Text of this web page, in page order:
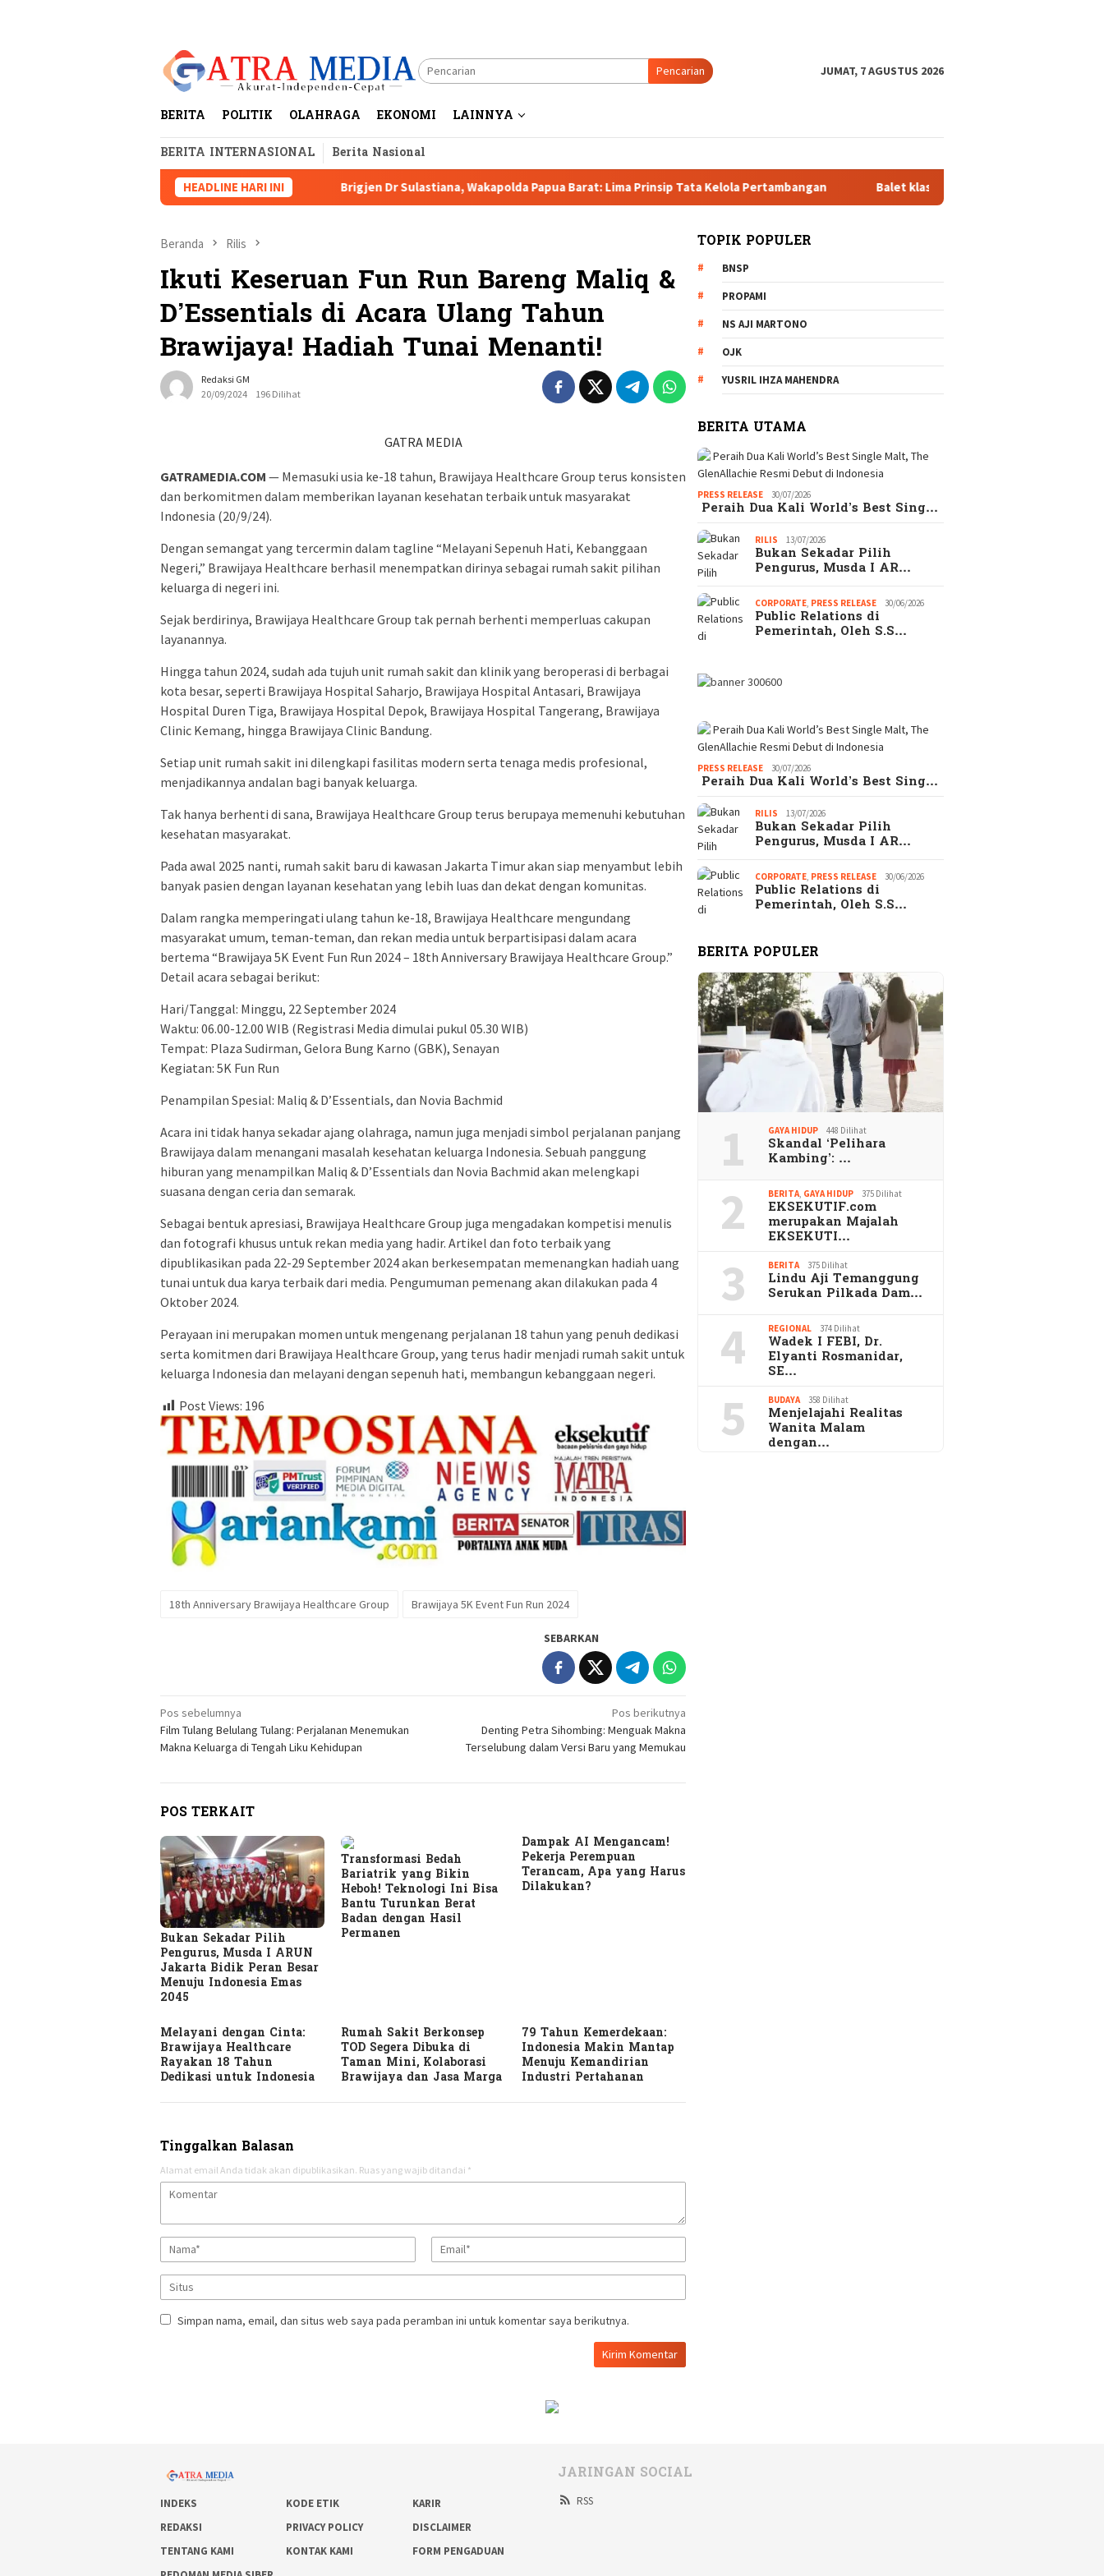
Pencarian JUMAT, 7 AGUSTUS 2026
BERITA POLITIK OLAHRAGA EKONOMI LAINNYA
BERITA INTERNASIONAL Berita Nasional
HEADLINE HARI INI
dan Dugaan Pelanggaran AD/ART Brigjen Dr Sulastiana, Wakapolda Papua Barat: Lima Prinsip Tata Kelola Pertambangan Balet klasik dan Jazz Pada 20 Desember 2025 di
Beranda Rilis
Ikuti Keseruan Fun Run Bareng Maliq &
D’Essentials di Acara Ulang Tahun
Brawijaya! Hadiah Tunai Menanti!
Redaksi GM
20/09/2024
196 Dilihat
GATRA MEDIA
GATRAMEDIA.COM — Memasuki usia ke-18 tahun, Brawijaya Healthcare Group terus konsisten
dan berkomitmen dalam memberikan layanan kesehatan terbaik untuk masyarakat
Indonesia (20/9/24).
Dengan semangat yang tercermin dalam tagline “Melayani Sepenuh Hati, Kebanggaan
Negeri,” Brawijaya Healthcare berhasil menempatkan dirinya sebagai rumah sakit pilihan
keluarga di negeri ini.
Sejak berdirinya, Brawijaya Healthcare Group tak pernah berhenti memperluas cakupan
layanannya.
Hingga tahun 2024, sudah ada tujuh unit rumah sakit dan klinik yang beroperasi di berbagai
kota besar, seperti Brawijaya Hospital Saharjo, Brawijaya Hospital Antasari, Brawijaya
Hospital Duren Tiga, Brawijaya Hospital Depok, Brawijaya Hospital Tangerang, Brawijaya
Clinic Kemang, hingga Brawijaya Clinic Bandung.
Setiap unit rumah sakit ini dilengkapi fasilitas modern serta tenaga medis profesional,
menjadikannya andalan bagi banyak keluarga.
Tak hanya berhenti di sana, Brawijaya Healthcare Group terus berupaya memenuhi kebutuhan
kesehatan masyarakat.
Pada awal 2025 nanti, rumah sakit baru di kawasan Jakarta Timur akan siap menyambut lebih
banyak pasien dengan layanan kesehatan yang lebih luas dan dekat dengan komunitas.
Dalam rangka memperingati ulang tahun ke-18, Brawijaya Healthcare mengundang
masyarakat umum, teman-teman, dan rekan media untuk berpartisipasi dalam acara
bertema “Brawijaya 5K Event Fun Run 2024 – 18th Anniversary Brawijaya Healthcare Group.”
Detail acara sebagai berikut:
Hari/Tanggal: Minggu, 22 September 2024
Waktu: 06.00-12.00 WIB (Registrasi Media dimulai pukul 05.30 WIB)
Tempat: Plaza Sudirman, Gelora Bung Karno (GBK), Senayan
Kegiatan: 5K Fun Run
Penampilan Spesial: Maliq & D’Essentials, dan Novia Bachmid
Acara ini tidak hanya sekadar ajang olahraga, namun juga menjadi simbol perjalanan panjang
Brawijaya dalam menangani masalah kesehatan keluarga Indonesia. Sebuah panggung
hiburan yang menampilkan Maliq & D’Essentials dan Novia Bachmid akan melengkapi
suasana dengan ceria dan semarak.
Sebagai bentuk apresiasi, Brawijaya Healthcare Group juga mengadakan kompetisi menulis
dan fotografi khusus untuk rekan media yang hadir. Artikel dan foto terbaik yang
dipublikasikan pada 22-29 September 2024 akan berkesempatan memenangkan hadiah uang
tunai untuk dua karya terbaik dari media. Pengumuman pemenang akan dilakukan pada 4
Oktober 2024.
Perayaan ini merupakan momen untuk mengenang perjalanan 18 tahun yang penuh dedikasi
serta komitmen dari Brawijaya Healthcare Group, yang terus hadir menjadi rumah sakit untuk
keluarga Indonesia dan melayani dengan sepenuh hati, membangun kebanggaan negeri.
Post Views: 196
18th Anniversary Brawijaya Healthcare Group Brawijaya 5K Event Fun Run 2024
SEBARKAN
Navigasi
pos
Pos sebelumnya
Film Tulang Belulang Tulang: Perjalanan Menemukan
Makna Keluarga di Tengah Liku Kehidupan
Pos berikutnya
Denting Petra Sihombing: Menguak Makna
Terselubung dalam Versi Baru yang Memukau
POS TERKAIT
Bukan Sekadar Pilih
Pengurus, Musda I ARUN
Jakarta Bidik Peran Besar
Menuju Indonesia Emas
2045
Transformasi Bedah
Bariatrik yang Bikin
Heboh! Teknologi Ini Bisa
Bantu Turunkan Berat
Badan dengan Hasil
Permanen
Dampak AI Mengancam!
Pekerja Perempuan
Terancam, Apa yang Harus
Dilakukan?
Melayani dengan Cinta:
Brawijaya Healthcare
Rayakan 18 Tahun
Dedikasi untuk Indonesia
Rumah Sakit Berkonsep
TOD Segera Dibuka di
Taman Mini, Kolaborasi
Brawijaya dan Jasa Marga
79 Tahun Kemerdekaan:
Indonesia Makin Mantap
Menuju Kemandirian
Industri Pertahanan
Tinggalkan Balasan
Alamat email Anda tidak akan dipublikasikan. Ruas yang wajib ditandai *
Simpan nama, email, dan situs web saya pada peramban ini untuk komentar saya berikutnya.
TOPIK POPULER
BNSP
PROPAMI
NS AJI MARTONO
OJK
YUSRIL IHZA MAHENDRA
BERITA UTAMA
PRESS RELEASE 30/07/2026
Peraih Dua Kali World’s Best Sing…
RILIS 13/07/2026
Bukan Sekadar Pilih
Pengurus, Musda I AR…
CORPORATE, PRESS RELEASE 30/06/2026
Public Relations di
Pemerintah, Oleh S.S…
PRESS RELEASE 30/07/2026
Peraih Dua Kali World’s Best Sing…
RILIS 13/07/2026
Bukan Sekadar Pilih
Pengurus, Musda I AR…
CORPORATE, PRESS RELEASE 30/06/2026
Public Relations di
Pemerintah, Oleh S.S…
BERITA POPULER
1 GAYA HIDUP 448 Dilihat
Skandal ‘Pelihara
Kambing’: …
2 BERITA, GAYA HIDUP 375 Dilihat
EKSEKUTIF.com
merupakan Majalah
EKSEKUTI…
3 BERITA 375 Dilihat
Lindu Aji Temanggung
Serukan Pilkada Dam…
4 REGIONAL 374 Dilihat
Wadek I FEBI, Dr.
Elyanti Rosmanidar,
SE…
5 BUDAYA 358 Dilihat
Menjelajahi Realitas
Wanita Malam
dengan…
INDEKS KODE ETIK
KARIR
REDAKSI
PRIVACY POLICY
DISCLAIMER
TENTANG KAMI
KONTAK KAMI
FORM PENGADUAN
JARINGAN SOCIAL
RSS